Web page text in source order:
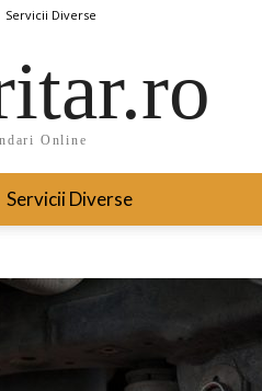
Servicii Diverse
Online
Servicii Diverse